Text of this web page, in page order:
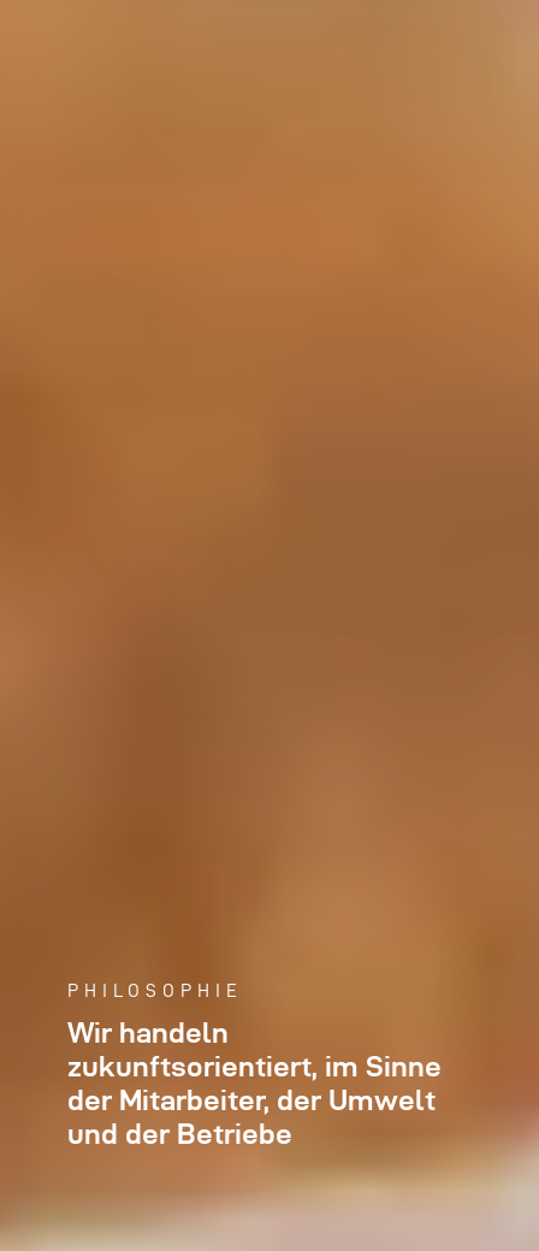
PHILOSOPHIE
Wir handeln
zukunftsorientiert, im Sinne
der Mitarbeiter, der Umwelt
und der Betriebe